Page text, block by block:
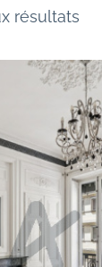
résultats